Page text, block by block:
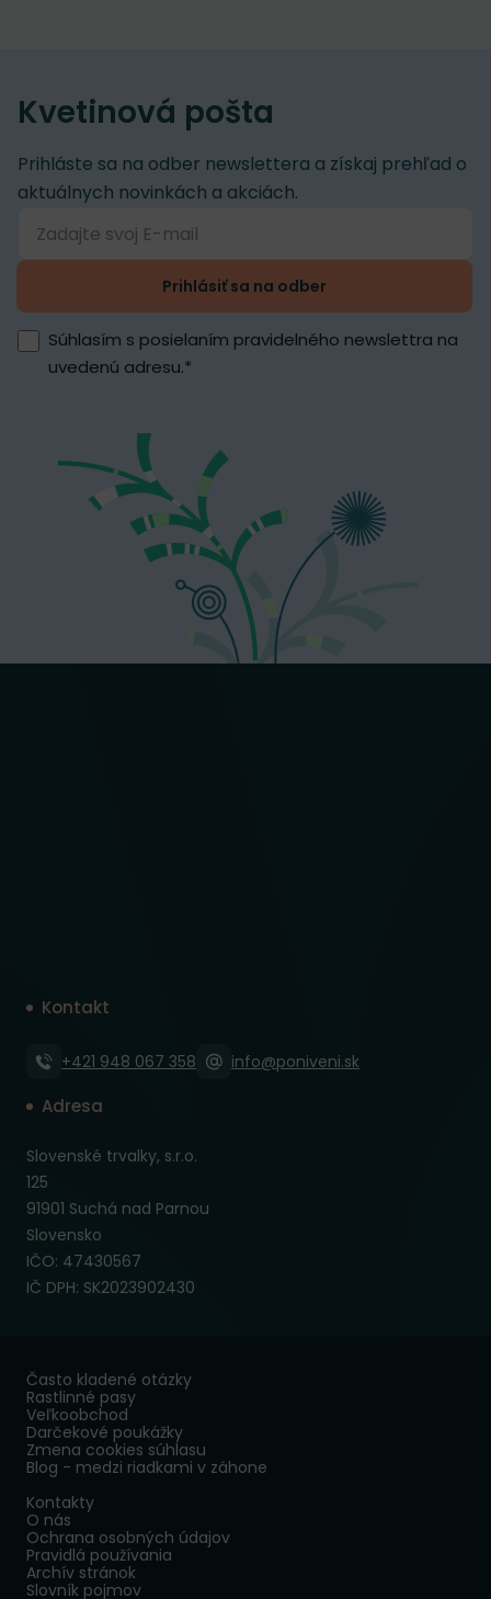
Kvetinová pošta
Prihláste sa na odber newslettera a získaj prehľad o
aktuálnych novinkách a akciách.
Prihlásiť sa na odber
Súhlasím s posielaním pravidelného newslettra na
uvedenú adresu.*
Kontakt
+421 948 067 358 info@poniveni.sk
Adresa
Slovenské trvalky, s.r.o.
125
91901 Suchá nad Parnou
Slovensko
IČO: 47430567
IČ DPH: SK2023902430
Často kladené otázky
Rastlinné pasy
Veľkoobchod
Darčekové poukážky
Zmena cookies súhlasu
Blog - medzi riadkami v záhone
Kontakty
O nás
Ochrana osobných údajov
Pravidlá používania
Archív stránok
Slovník pojmov